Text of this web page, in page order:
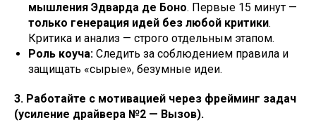
мышления Эдварда де Боно. Первые 15 минут —
только генерация идей без любой критики.
Критика и анализ — строго отдельным этапом.
Роль коуча: Следить за соблюдением правила и
защищать «сырые», безумные идеи.
3. Работайте с мотивацией через фрейминг задач
(усиление драйвера №2 — Вызов).